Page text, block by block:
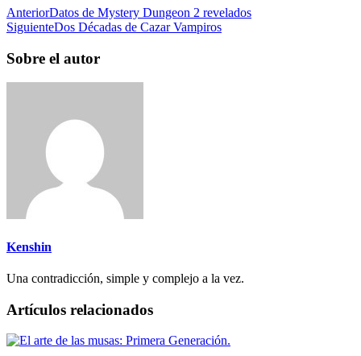
AnteriorDatos de Mystery Dungeon 2 revelados
SiguienteDos Décadas de Cazar Vampiros
Sobre el autor
Kenshin
Una contradicción, simple y complejo a la vez.
Artículos relacionados